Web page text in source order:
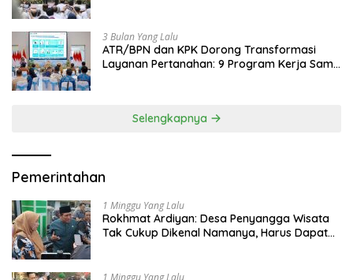
3 Bulan Yang Lalu
ATR/BPN dan KPK Dorong Transformasi
Layanan Pertanahan: 9 Program Kerja Sama
Selengkapnya
Pemerintahan
1 Minggu Yang Lalu
Rokhmat Ardiyan: Desa Penyangga Wisata
Tak Cukup Dikenal Namanya, Harus Dapat
1 Minggu Yang Lalu